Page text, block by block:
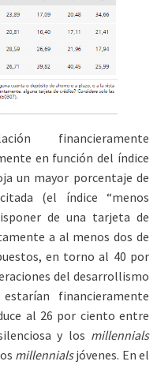
financieramente
en función del índice
un mayor porcentaje de
(el índice “menos
de una tarjeta de
a al menos dos de
en torno al 40 por
del desarrollismo
financieramente
al 26 por ciento entre
y los millennials
millennialsjóvenes. En el